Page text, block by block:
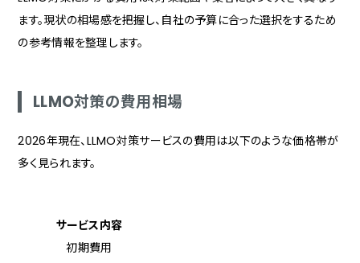
ます。現状の相場感を把握し、自社の予算に合った選択をするため
の参考情報を整理します。
LLMO対策の費用相場
2026年現在、LLMO対策サービスの費用は以下のような価格帯が
多く見られます。
サービス内容
初期費用